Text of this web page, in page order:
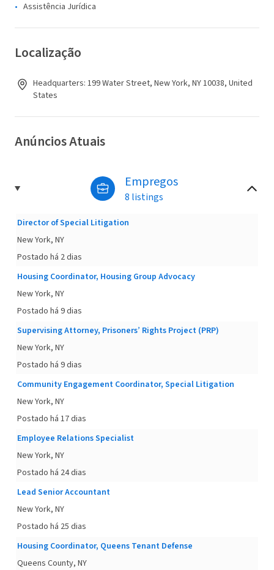
Assistência Jurídica
Localização
Headquarters: 199 Water Street, New York, NY 10038, United
States
Anúncios Atuais
Empregos
8 listings
Director of Special Litigation
New York, NY
Postado há 2 dias
Housing Coordinator, Housing Group Advocacy
New York, NY
Postado há 9 dias
Supervising Attorney, Prisoners’ Rights Project (PRP)
New York, NY
Postado há 9 dias
Community Engagement Coordinator, Special Litigation
New York, NY
Postado há 17 dias
Employee Relations Specialist
New York, NY
Postado há 24 dias
Lead Senior Accountant
New York, NY
Postado há 25 dias
Housing Coordinator, Queens Tenant Defense
Queens County, NY